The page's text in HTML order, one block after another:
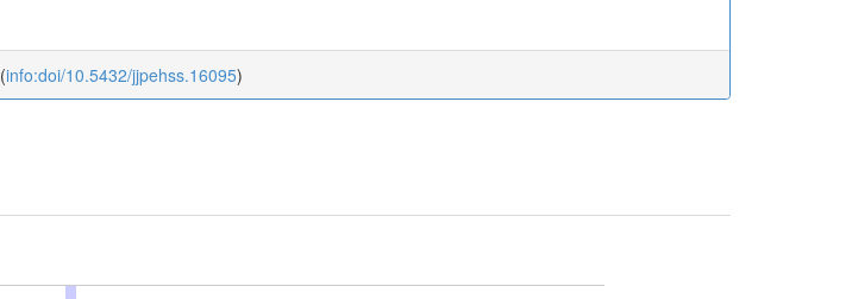
(info:doi/10.5432/jjpehss.16095)